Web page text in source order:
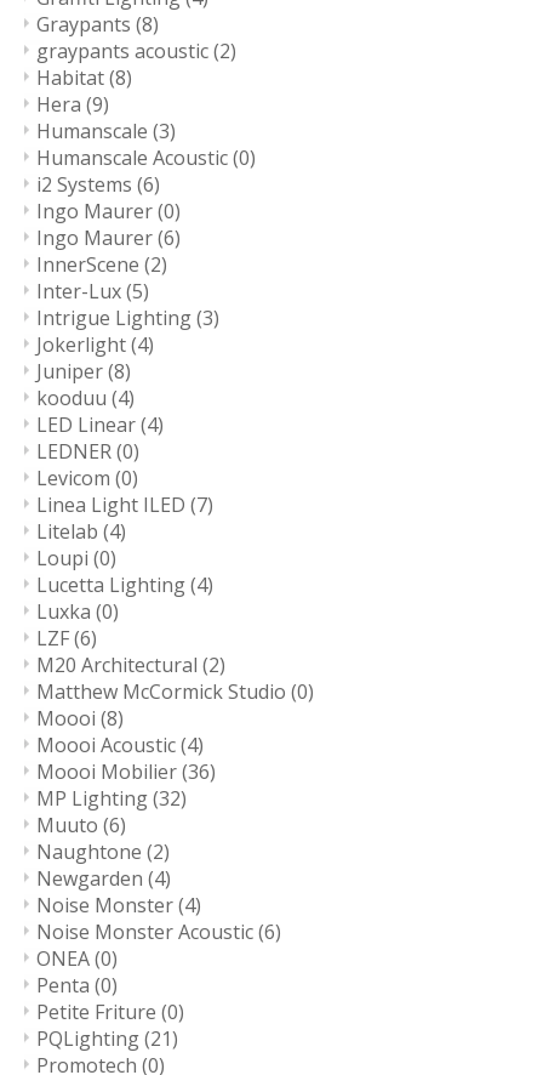
Graypants (8)
graypants acoustic(2)
Habitat(8)
Hera (9)
Humanscale (3)
Humanscale Acoustic(0)
i2 Systems (6)
Ingo Maurer(0)
Ingo Maurer(6)
InnerScene (2)
Inter-Lux(5)
Intrigue Lighting(3)
Jokerlight(4)
Juniper(8)
kooduu (4)
LED Linear(4)
LEDNER(0)
Levicom (0)
Linea Light ILED (7)
Litelab (4)
Loupi (0)
Lucetta Lighting(4)
Luxka (0)
LZF(6)
M20 Architectural (2)
Matthew McCormick Studio (0)
Moooi (8)
Moooi Acoustic(4)
Moooi Mobilier(36)
MP Lighting(32)
Muuto (6)
Naughtone (2)
Newgarden (4)
Noise Monster(4)
Noise Monster Acoustic(6)
ONEA(0)
Penta (0)
Petite Friture (0)
PQLighting(21)
Promotech (0)